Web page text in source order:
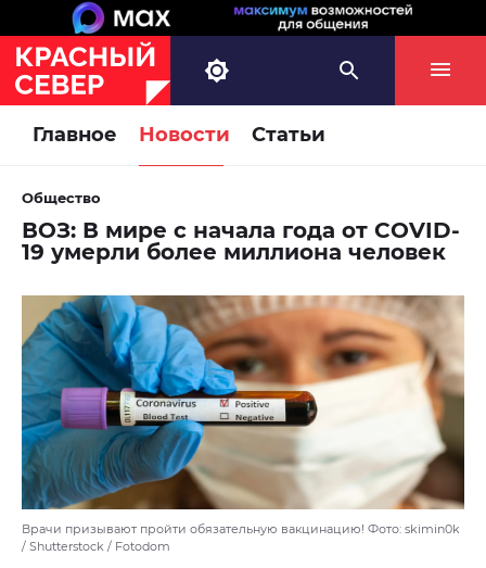
Главное Новости Статьи
Общество
ВОЗ: В мире с начала года от COVID-
19 умерли более миллиона человек
Врачи призывают пройти обязательную вакцинацию! Фото: skimin0k
/ Shutterstock / Fotodom